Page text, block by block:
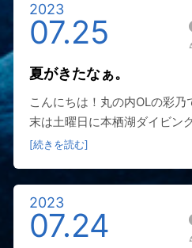
2023
07.25
夏がきたなぁ。
こんにちは！丸の内OLの彩
末は土曜日に本栖湖ダイビン
[続きを読む]
2023
07.24